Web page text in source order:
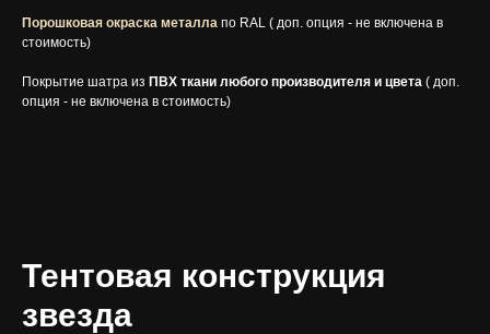
Порошковая окраска металла по RAL ( доп. опция - не включена в
стоимость)
Покрытие шатра из ПВХ ткани любого производителя и цвета ( доп.
опция - не включена в стоимость)
Тентовая конструкция
звезда